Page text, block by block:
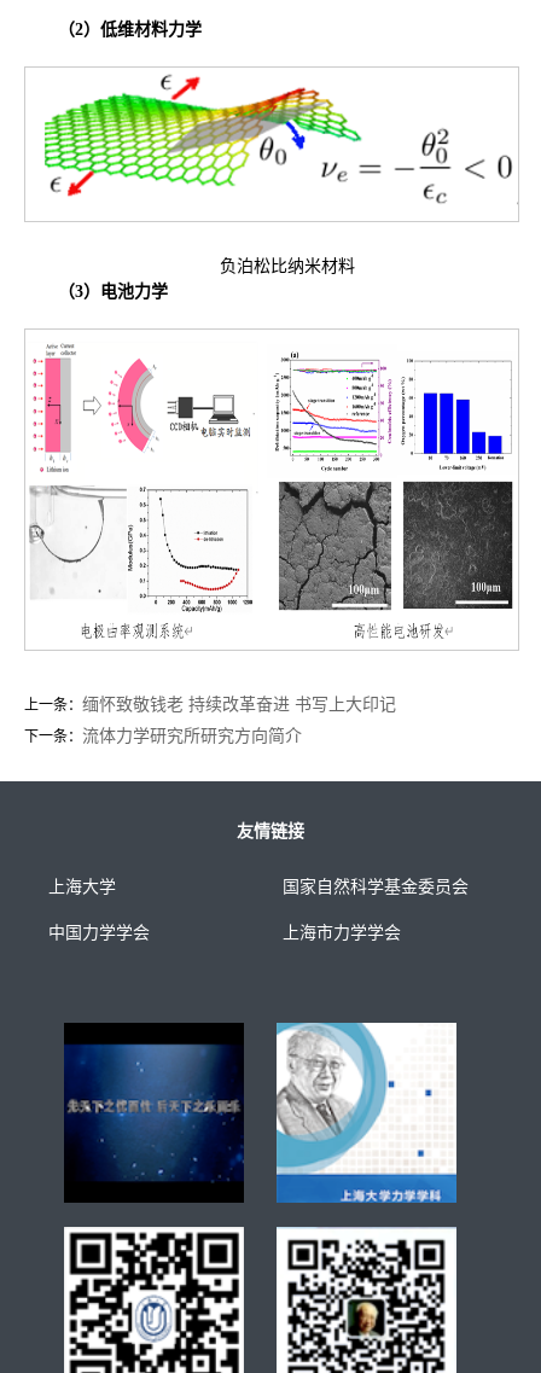
（2）低维材料力学
负泊松比纳米材料
（3）电池力学
上一条： 缅怀致敬钱老 持续改革奋进 书写上大印记
下一条： 流体力学研究所研究方向简介
友情链接
上海大学 国家自然科学基金委员会
中国力学学会 上海市力学学会